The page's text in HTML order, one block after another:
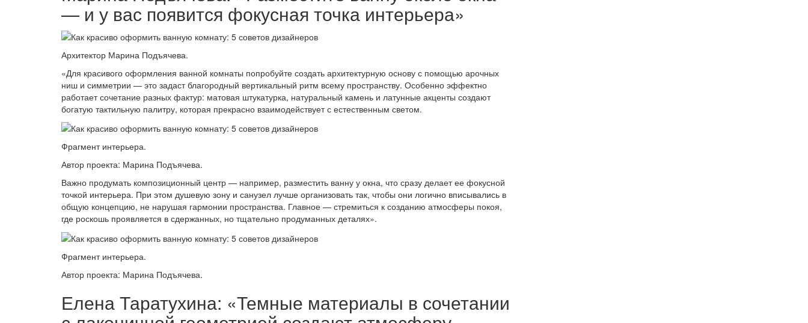
— и у вас появится фокусная точка интерьера»
Архитектор Марина Подъячева.
«Для красивого оформления ванной комнаты попробуйте создать архитектурную основу с помощью арочных
ниш и симметрии — это задаст благородный вертикальный ритм всему пространству. Особенно эффектно
работает сочетание разных фактур: матовая штукатурка, натуральный камень и латунные акценты создают
богатую тактильную палитру, которая прекрасно взаимодействует с естественным светом.
Фрагмент интерьера.
Автор проекта: Марина Подъячева.
Важно продумать композиционный центр — например, разместить ванну у окна, что сразу делает ее фокусной
точкой интерьера. При этом душевую зону и санузел лучше организовать так, чтобы они логично вписывались в
общую концепцию, не нарушая гармонии пространства. Главное — стремиться к созданию атмосферы покоя,
где роскошь проявляется в сдержанных, но тщательно продуманных деталях».
Фрагмент интерьера.
Автор проекта: Марина Подъячева.
Елена Таратухина: «Темные материалы в сочетании